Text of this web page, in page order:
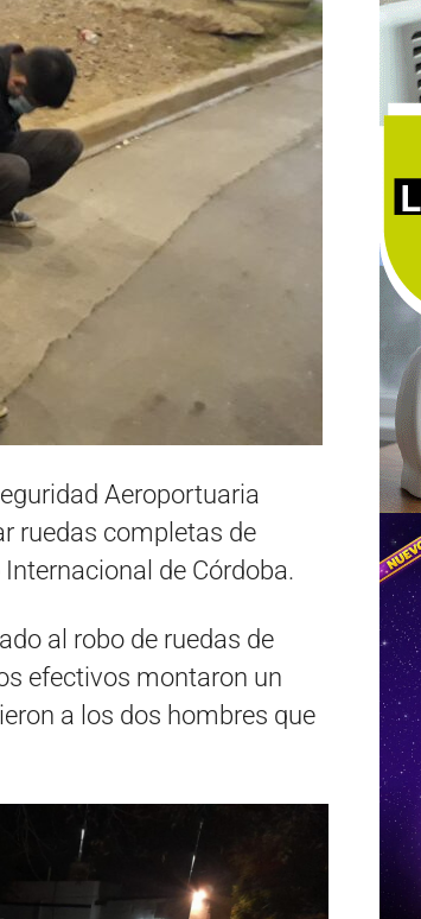
Aeroportuaria
ruedas completas de
de Córdoba.
al robo de ruedas de
efectivos montaron un
a los dos hombres que